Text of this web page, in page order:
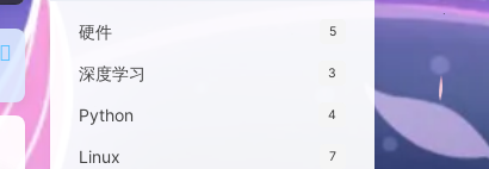
硬件 5
深度学习 3
Python 4
Linux 7